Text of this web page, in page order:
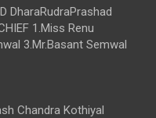
DharaRudraPrashad
1.Miss Renu
3.Mr.Basant Semwal
Chandra Kothiyal